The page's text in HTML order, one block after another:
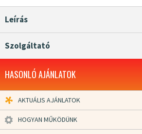
Leírás
Szolgáltató
HASONLÓ AJÁNLATOK
AKTUÁLIS AJÁNLATOK
HOGYAN MŰKÖDÜNK